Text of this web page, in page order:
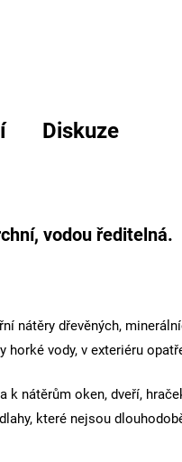
Diskuze
vodou ředitelná.
nátěry dřevěných,
horké vody, v exteriéru
k nátěrům oken, dveří,
které nejsou